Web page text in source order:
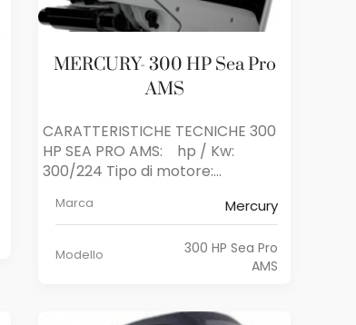
MERCURY- 300 HP Sea Pro
AMS
CARATTERISTICHE TECNICHE 300
HP SEA PRO AMS: hp / Kw:
300/224 Tipo di motore:...
Marca Mercury
Modello
300 HP Sea Pro
AMS